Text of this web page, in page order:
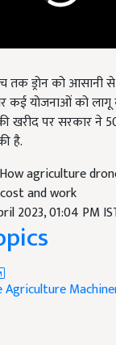
तक ड्रोन को आसानी
कई योजनाओं को लागू
की खरीद पर सरकार ने
है.
How agriculture
and work
2023, 01:04 PM
Agriculture